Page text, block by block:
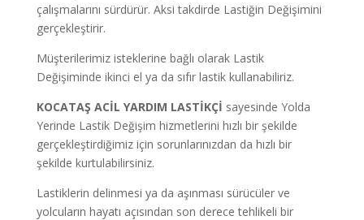
çalışmalarını sürdürür. Aksi takdirde Lastiğin Değişimini
gerçekleştirir.
Müşterilerimiz isteklerine bağlı olarak Lastik
Değişiminde ikinci el ya da sıfır lastik kullanabiliriz.
KOCATAŞ ACİL YARDIM LASTİKÇİ sayesinde Yolda
Yerinde Lastik Değişim hizmetlerini hızlı bir şekilde
gerçekleştirdiğimiz için sorunlarınızdan da hızlı bir
şekilde kurtulabilirsiniz.
Lastiklerin delinmesi ya da aşınması sürücüler ve
yolcuların hayatı açısından son derece tehlikeli bir